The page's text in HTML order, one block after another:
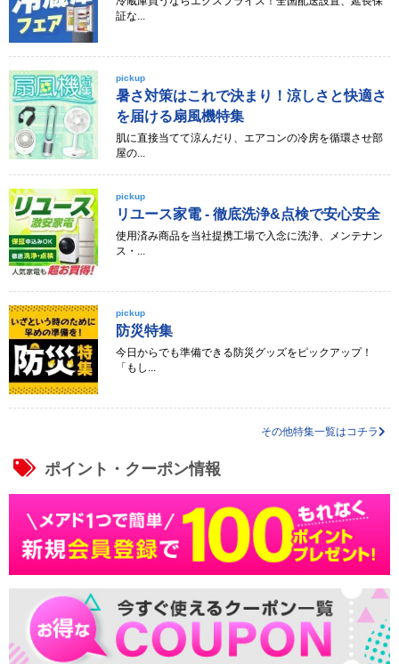
証な...
pickup
暑さ対策はこれで決まり！涼しさと快適さ
を届ける扇風機特集
肌に直接当てて涼んだり、エアコンの冷房を循環させ部
屋の...
pickup
リユース家電 - 徹底洗浄&点検で安心安全
使用済み商品を当社提携工場で入念に洗浄、メンテナン
ス・...
pickup
防災特集
今日からでも準備できる防災グッズをピックアップ！
「もし...
その他特集一覧はコチラ
ポイント・クーポン情報